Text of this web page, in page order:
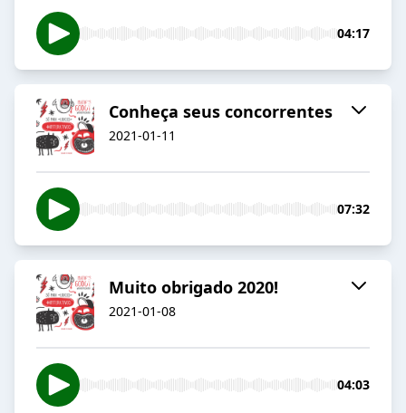
04:17
Conheça seus concorrentes
2021-01-11
07:32
Muito obrigado 2020!
2021-01-08
04:03